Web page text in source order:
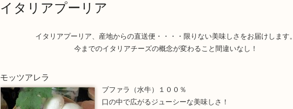
イタリアプーリア
イタリアプーリア、産地からの直送便・・・・限りない美味しさをお届けします。
今までのイタリアチーズの概念が変わること間違いなし！
モッツアレラ
ブファラ（水牛）１００％
口の中で広がるジューシーな美味しさ！